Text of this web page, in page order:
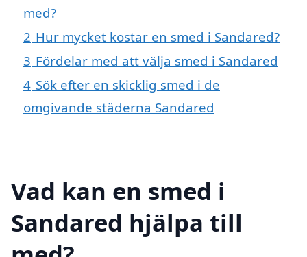
med?
2 Hur mycket kostar en smed i Sandared?
3 Fördelar med att välja smed i Sandared
4 Sök efter en skicklig smed i de
omgivande städerna Sandared
Vad kan en smed i
Sandared hjälpa till